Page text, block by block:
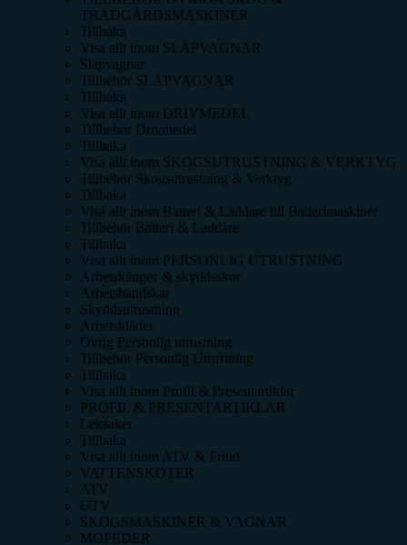
TRÄDGÅRDSMASKINER
Tillbaka
Visa allt inom SLÄPVAGNAR
Släpvagnar
Tillbehör SLÄPVAGNAR
Tillbaka
Visa allt inom DRIVMEDEL
Tillbehör Drivmedel
Tillbaka
Visa allt inom SKOGSUTRUSTNING & VERKTYG
Tillbehör Skogsutrustning & Verktyg
Tillbaka
Visa allt inom Batteri & Laddare till Batterimaskiner
Tillbehör Batteri & Laddare
Tillbaka
Visa allt inom PERSONLIG UTRUSTNING
Arbetskängor & skyddsskor
Arbetshandskar
Skyddsutrustning
Arbetskläder
Övrig Personlig utrustning
Tillbehör Personlig Utrustning
Tillbaka
Visa allt inom Profil & Presentartiklar
PROFIL & PRESENTARTIKLAR
Leksaker
Tillbaka
Visa allt inom ATV & Fritid
VATTENSKOTER
ATV
UTV
SKOGSMASKINER & VAGNAR
MOPEDER